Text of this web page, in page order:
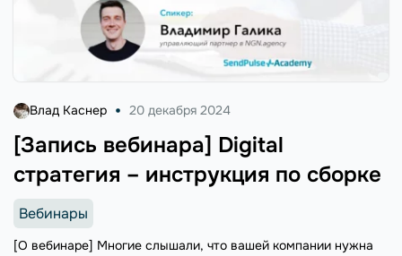
[Запись вебинара] Digital
стратегия – инструкция по сборке
Влад Каснер 20 декабря 2024
Вебинары
[О вебинаре] Многие слышали, что вашей компании нужна